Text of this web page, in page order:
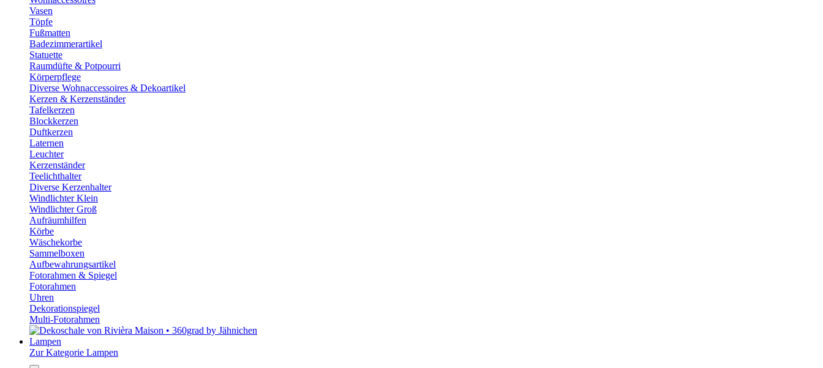
Vasen
Töpfe
Fußmatten
Badezimmerartikel
Statuette
Raumdüfte & Potpourri
Körperpflege
Diverse Wohnaccessoires & Dekoartikel
Kerzen & Kerzenständer
Tafelkerzen
Blockkerzen
Duftkerzen
Laternen
Leuchter
Kerzenständer
Teelichthalter
Diverse Kerzenhalter
Windlichter Klein
Windlichter Groß
Aufräumhilfen
Körbe
Wäschekorbe
Sammelboxen
Aufbewahrungsartikel
Fotorahmen & Spiegel
Fotorahmen
Uhren
Dekorationspiegel
Multi-Fotorahmen
Lampen
Zur Kategorie Lampen